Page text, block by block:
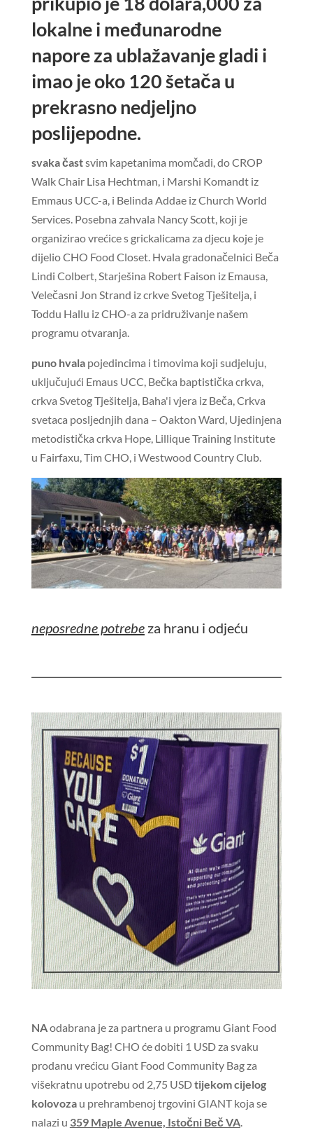
lokalne i međunarodne
napore za ublažavanje gladi i
imao je oko 120 šetača u
prekrasno nedjeljno
poslijepodne.
svaka častsvim kapetanima momčadi, do CROP
Walk Chair Lisa Hechtman, i Marshi Komandt iz
Emmaus UCC-a, i Belinda Addae iz Church World
Services. Posebna zahvala Nancy Scott, koji je
organizirao vrećice s grickalicama za djecu koje je
dijelio CHO Food Closet. Hvala gradonačelnici Beča
Lindi Colbert, Starješina Robert Faison iz Emausa,
Velečasni Jon Strand iz crkve Svetog Tješitelja, i
Toddu Hallu iz CHO-a za pridruživanje našem
programu otvaranja.
puno hvalapojedincima i timovima koji sudjeluju,
uključujući Emaus UCC, Bečka baptistička crkva,
crkva Svetog Tješitelja, Baha'i vjera iz Beča, Crkva
svetaca posljednjih dana – Oakton Ward, Ujedinjena
metodistička crkva Hope, Lillique Training Institute
u Fairfaxu, Tim CHO, i Westwood Country Club.
neposredne potrebeza hranu i odjeću
NAodabrana je za partnera u programu Giant Food
Community Bag! CHO će dobiti 1 USD za svaku
prodanu vrećicu Giant Food Community Bag za
višekratnu upotrebu od 2,75 USDtijekom cijelog
kolovoza u prehrambenoj trgovini GIANT koja se
nalazi u 359 Maple Avenue, Istočni Beč VA.